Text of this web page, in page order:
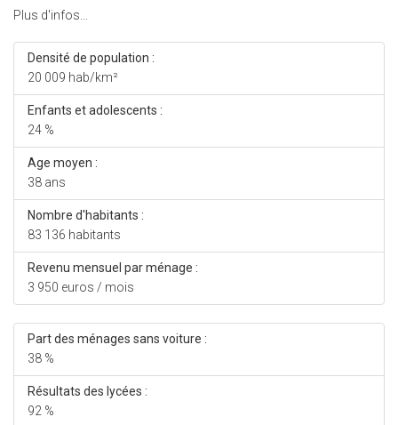
Plus d'infos...
Densité de population :
20 009 hab/km²
Enfants et adolescents :
24 %
Age moyen :
38 ans
Nombre d'habitants :
83 136 habitants
Revenu mensuel par ménage :
3 950 euros / mois
Part des ménages sans voiture :
38 %
Résultats des lycées :
92 %